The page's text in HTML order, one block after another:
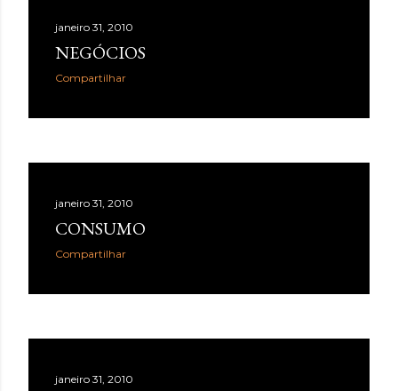
janeiro 31, 2010
NEGÓCIOS
Compartilhar
janeiro 31, 2010
CONSUMO
Compartilhar
janeiro 31, 2010